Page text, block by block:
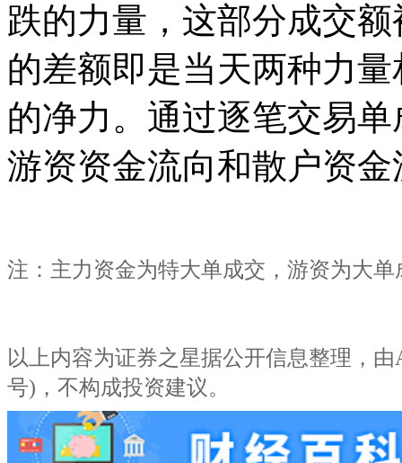
跌的力量，这部分成交
的差额即是当天两种力
的净力。通过逐笔交易
游资资金流向和散户资金
注：主力资金为特大单成交，游资为大
以上内容为证券之星据公开信息整理，由
号)，不构成投资建议。